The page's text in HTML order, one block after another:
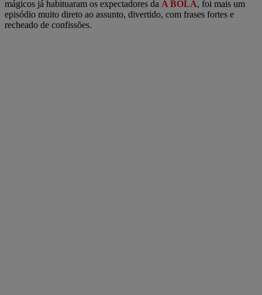
mágicos já habituaram os expectadores da A BOLA, foi mais um
episódio muito direto ao assunto, divertido, com frases fortes e
recheado de confissões.